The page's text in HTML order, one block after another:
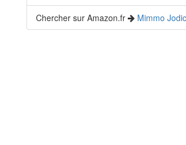
Chercher sur Amazon.fr Mimmo